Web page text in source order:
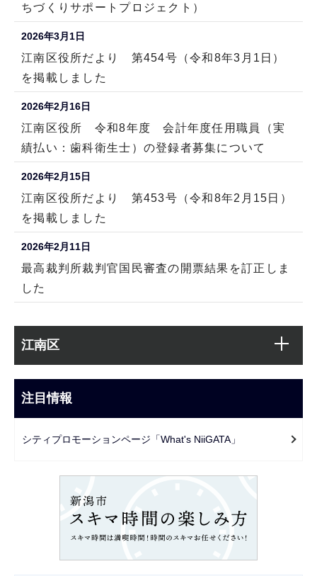
ちづくりサポートプロジェクト）
2026年3月1日
江南区役所だより 第454号（令和8年3月1日）
を掲載しました
2026年2月16日
江南区役所 令和8年度 会計年度任用職員（実
績払い：歯科衛生士）の登録者募集について
2026年2月15日
江南区役所だより 第453号（令和8年2月15日）
を掲載しました
2026年2月11日
最高裁判所裁判官国民審査の開票結果を訂正しま
した
文
こ
ま
で
ビ
ー
江南区
注目情報
シティプロモーションページ「What's NiiGATA」